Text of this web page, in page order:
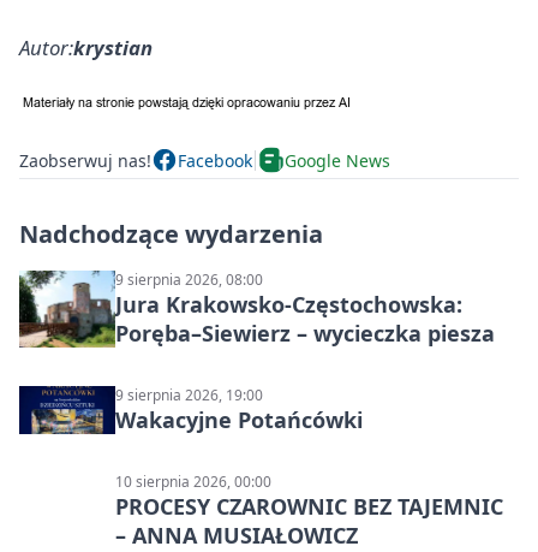
Autor:krystian
Zaobserwuj nas! Facebook Google News
Nadchodzące wydarzenia
9 sierpnia 2026, 08:00
Jura Krakowsko-Częstochowska:
Poręba–Siewierz – wycieczka piesza
9 sierpnia 2026, 19:00
Wakacyjne Potańcówki
10 sierpnia 2026, 00:00
PROCESY CZAROWNIC BEZ TAJEMNIC
– ANNA MUSIAŁOWICZ